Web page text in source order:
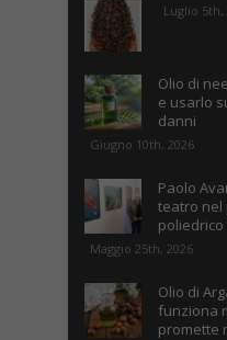
Luglio 5th,
Olio di
e usarlo
danni
Giugno 10th, 2026
Paolo
teatro nel
poliedrico
Maggio 25th, 2026
Olio di
funziona
promette